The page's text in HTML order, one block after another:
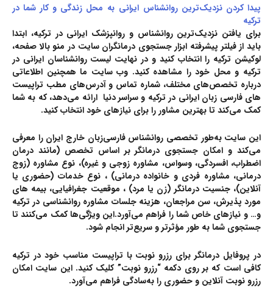
پیدا کردن نزدیک‌ترین روانشناس ایرانی به محل زندگی و کار شما در
ترکیه
برای یافتن نزدیک‌ترین روانشناس و روانپزشک ایرانی در ترکیه، ابتدا
باید از فیلتر پیشرفته ابزار جستجوی درمانگران سایت در منو بالا صفحه،
لوکیشن ترکیه را انتخاب کنید و در نهایت لیست روانشناسان ایرانی در
ترکیه و محل خود را مشاهده کنید. وب سایت ما همچنین اطلاعاتی
درباره تخصص‌های مختلف، شماره تماس و آدرس‌های مطب‌ تراپیست
های فارسی زبان ایرانی در ترکیه و سراسر دنیا ارائه می‌دهد، که به شما
کمک می‌کند تا بهترین مشاور را برای نیازهای خود انتخاب کنید.
این سایت به‌طور تخصصی روانشناس فارسی‌زبان خارج ایران را معرفی
می‌کند و امکان جستجوی درمانگر بر اساس تخصص(مانند درمان
اضطراب، افسردگی، وسواس، مشاوره زوجی و غیره)، نوع مشاوره (زوج
درمانی، مشاوره فردی و خانواده درمانی)، نوع خدمات (حضوری یا
آنلاین)،جنسیت درمانگر (زن یا مرد)، موقعیت جغرافیایی، بیمه های
مورد پذیرش، سن مراجعان، هزینه جلسات مشاوره روانشناسی در ترکیه
و… و نیازهای خاصشما را فراهم می‌آورد.این ویژگی‌ها کمک می‌کنند تا
جستجوی شما به طور مؤثرتر و سریع‌تر انجام شود.
در پروفایل درمانگر برای رزرو نوبت با تراپیست مناسب خود در ترکیه
کافی است که بر روی دکمه “رزرو نوبت” کلیک کنید. این سایت امکان
رزرو نوبت آنلاین و حضوری را به‌سادگی فراهم می‌آورد.